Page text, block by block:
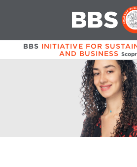
BBS INITIATIVE FOR
AND BUSINESS